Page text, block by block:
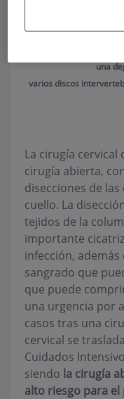
una
varios discos
La cirugía cervical
cirugía abierta,
disecciones de
cuello. La
tejidos de la
importante
infección,
sangrado que
que puede
una urgencia por
casos tras una
cervical se
Cuidados
siendo la cirugía
alto riesgo para el